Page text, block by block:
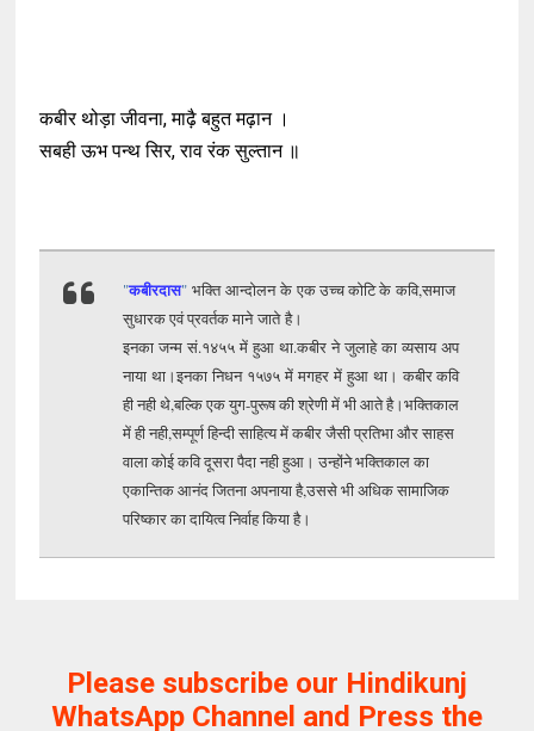
कबीर थोड़ा जीवना, माढ़ै बहुत मढ़ान ।
सबही ऊभ पन्थ सिर, राव रंक सुल्तान ॥
"कबीरदास" भक्ति आन्दोलन के एक उच्च कोटि के कवि,समाज
सुधारक एवं प्रवर्तकमाने जाते है।
इनका जन्म सं.१४५५ में हुआ था.कबीर ने जुलाहे का व्यसाय अप
नाया था ।इनका निधन १५७५ में मगहर में हुआ था । कबीर कवि
ही नही थे,बल्कि एक युग-पुरूष की श्रेणी में भी आते है।भक्तिकाल
में ही नही,सम्पूर्ण हिन्दी साहित्य में कबीर जैसी प्रतिभा और साहस
वाला कोई कवि दूसरा पैदा नही हुआ। उन्होंने भक्तिकाल का
एकान्तिक आनंद जितना अपनाया है,उससे भी अधिक सामाजिक
परिष्कार का दायित्व निर्वाह किया है।
Please subscribe our Hindikunj
WhatsApp Channel and Press the